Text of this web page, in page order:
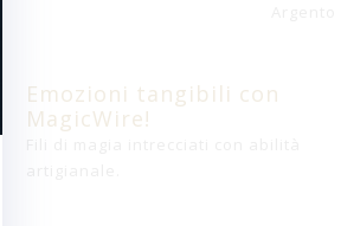
Emozioni tangibili con
MagicWire!